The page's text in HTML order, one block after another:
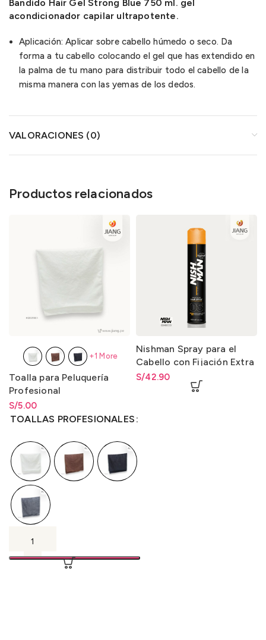
Bandido Hair Gel Strong Blue 750 ml. gel
acondicionador capilar ultrapotente.
Aplicación: Aplicar sobre cabello húmedo o seco. Da
forma a tu cabello colocando el gel que has extendido en
la palma de tu mano para distribuir todo el cabello de la
misma manera con las yemas de los dedos.
VALORACIONES (0)
Productos relacionados
Toalla para Peluquería
Profesional
S/5.00
Rango de precios: desde
S/5.00 hastaS/5.00
TOALLAS PROFESIONALES
+1 More
Nishman Spray para el
Cabello con Fijación Extra
Fuerte 05 – Hair Spray 05
Extra Strong Hold 400ml.
S/42.90